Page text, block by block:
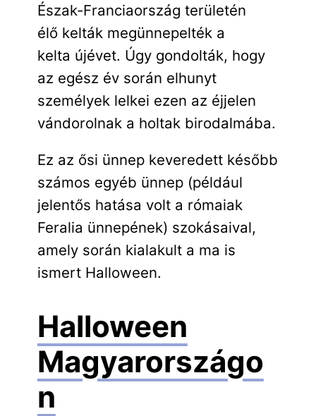
Észak-Franciaország területén
élő kelták megünnepelték a
kelta újévet. Úgy gondolták, hogy
az egész év során elhunyt
személyek lelkei ezen az éjjelen
vándorolnak a holtak birodalmába.
Ez az ősi ünnep keveredett később
számos egyéb ünnep (például
jelentős hatása volt a rómaiak
Feralia ünnepének) szokásaival,
amely során kialakult a ma is
ismert Halloween.
Halloween
Magyarországo
n